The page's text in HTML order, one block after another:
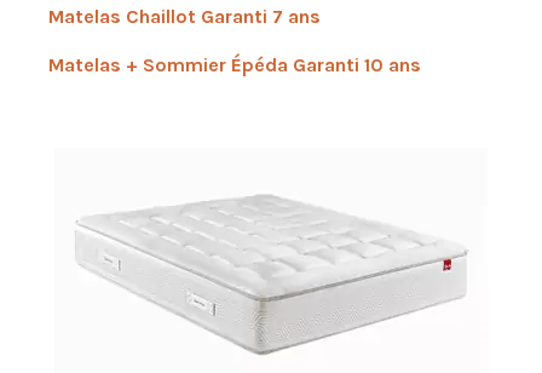
Matelas Chaillot Garanti 7 ans
Matelas + Sommier Épéda Garanti 10 ans